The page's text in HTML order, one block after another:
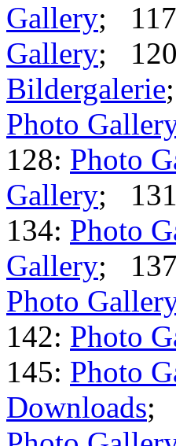
Gallery;
Gallery;
Bildergalerie
Photo
128: Photo
Gallery;
134: Photo
Gallery;
Photo
142: Photo
145: Photo
Downloads;